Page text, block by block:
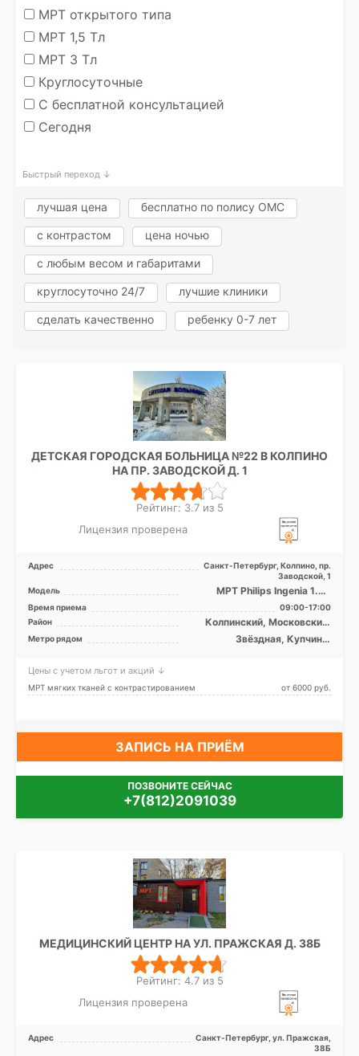
МРТ открытого типа
МРТ 1,5 Тл
МРТ 3 Тл
Круглосуточные
С бесплатной консультацией
Сегодня
Быстрый переход ↓
лучшая цена бесплатно по полису ОМС
с контрастом цена ночью
с любым весом и габаритами
круглосуточно 24/7 лучшие клиники
сделать качественно ребенку 0-7 лет
ДЕТСКАЯ ГОРОДСКАЯ БОЛЬНИЦА №22 В КОЛПИНО
НА ПР. ЗАВОДСКОЙ Д. 1
Рейтинг: 3.7 из 5
Лицензия проверена
Адрес
Санкт-Петербург, Колпино, пр.
Заводской, 1
Модель
МРТ Philips Ingenia 1.5T
закрытый тип, КТ GE
BrightSpeed 16 срезов
Время приема
09:00-17:00
Район
Колпинский, Московский,
Невский, Лен. область
Метро рядом
Звёздная, Купчино,
Дунайская, Шушары
Цены с учетом льгот и акций ↓
МРТ мягких тканей с контрастированием от 6000 pуб.
ЗАПИСЬ НА ПРИЁМ
ПОЗВОНИТЕ СЕЙЧАС
+7(812)2091039
МЕДИЦИНСКИЙ ЦЕНТР НА УЛ. ПРАЖСКАЯ Д. 38Б
Рейтинг: 4.7 из 5
Лицензия проверена
Адрес
Санкт-Петербург, ул. Пражская,
38Б